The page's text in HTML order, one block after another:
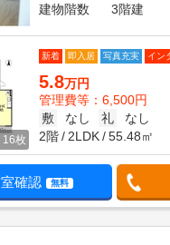
建物階数
3階建
16枚
新着 即入居 写真充実 イン
5.8万円
管理費等：6,500円
敷
なし 礼
なし
2階
2LDK 55.48㎡
確認 無料